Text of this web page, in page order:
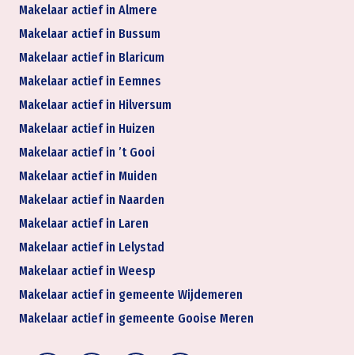
Makelaar actief in Almere
Makelaar actief in Bussum
Makelaar actief in Blaricum
Makelaar actief in Eemnes
Makelaar actief in Hilversum
Makelaar actief in Huizen
Makelaar actief in ’t Gooi
Makelaar actief in Muiden
Makelaar actief in Naarden
Makelaar actief in Laren
Makelaar actief in Lelystad
Makelaar actief in Weesp
Makelaar actief in gemeente Wijdemeren
Makelaar actief in gemeente Gooise Meren